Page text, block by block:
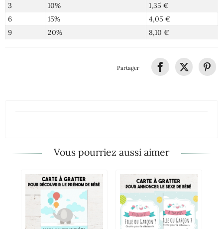
3
10%
1,35 €
6
15%
4,05 €
9
20% 8,10 €
Partager
Vous pourriez aussi aimer